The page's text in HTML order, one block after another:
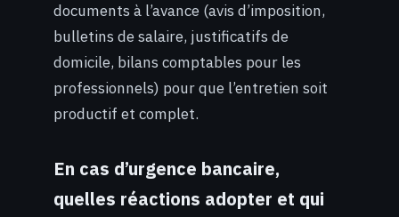
documents à l’avance (avis d’imposition,
bulletins de salaire, justificatifs de
domicile, bilans comptables pour les
professionnels) pour que l’entretien soit
productif et complet.
En cas d’urgence bancaire,
quelles réactions adopter et qui